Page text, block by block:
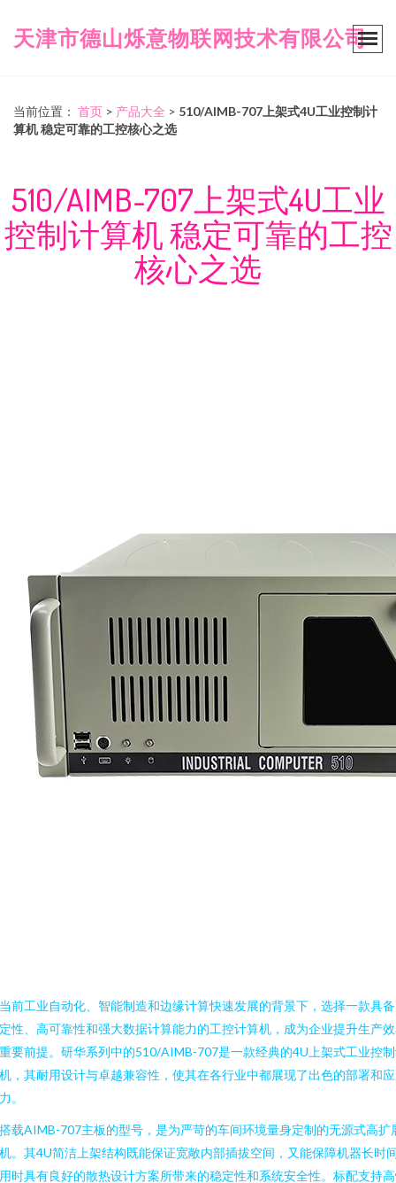
天津市德山烁意物联网技术有限公司
当前位置： 首页 > 产品大全 > 510/AIMB-707上架式4U工业控制计
算机 稳定可靠的工控核心之选
510/AIMB-707上架式4U工业
控制计算机 稳定可靠的工控
核心之选
前工业自动化、智能制造和边缘计算快速发展的背景下，选择一款具
性、高可靠性和强大数据计算能力的工控计算机，成为企业提升生产
要前提。研华系列中的510/AIMB-707是一款经典的4U上架式工业控
，其耐用设计与卓越兼容性，使其在各行业中都展现了出色的部署和
。
载AIMB-707主板的型号，是为严苛的车间环境量身定制的无源式高扩
。其4U简洁上架结构既能保证宽敞内部插拔空间，又能保障机器长时
时具有良好的散热设计方案所带来的稳定性和系统安全性。标配支持